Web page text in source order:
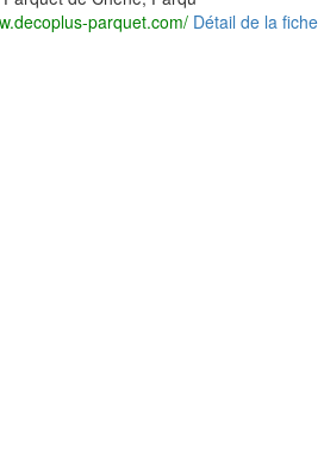
parquet.com/ Détail de la fiche